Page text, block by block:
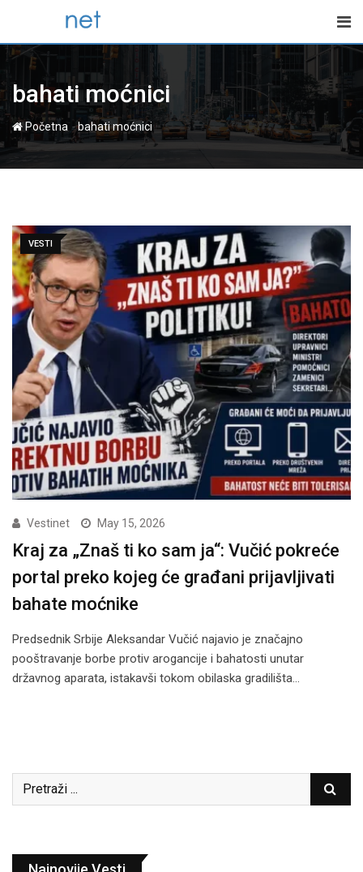
content
bahati moćnici
Početna -bahati moćnici
VESTI
Vestinet May 15, 2026
Kraj za „Znaš ti ko sam ja“: Vučić pokreće
portal preko kojeg će građani prijavljivati
bahate moćnike
Predsednik Srbije Aleksandar Vučić najavio je značajno
pooštravanje borbe protiv arogancije i bahatosti unutar
državnog aparata, istakavši tokom obilaska gradilišta…